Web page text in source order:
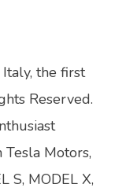
the first
Reserved.
Motors,
S, MODEL X,